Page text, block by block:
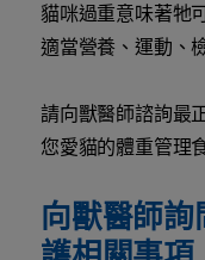
貓咪過重意味著牠
適當營養、運動、
請向獸醫師諮詢最
您愛貓的體重管理
向獸醫師